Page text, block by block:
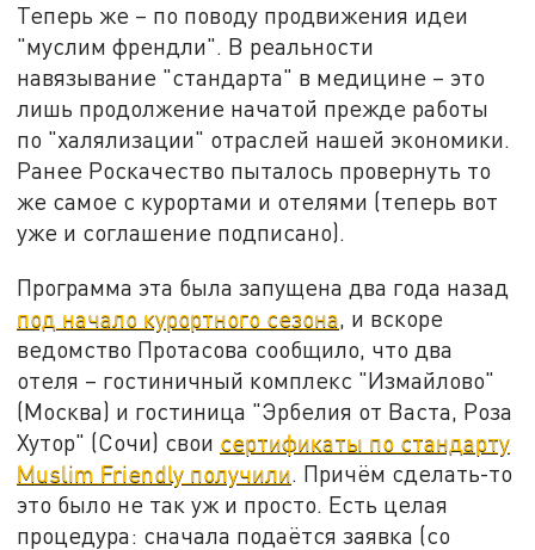
Теперь же – по поводу продвижения идеи
"муслим френдли". В реальности
навязывание "стандарта" в медицине – это
лишь продолжение начатой прежде работы
по "халялизации" отраслей нашей экономики.
Ранее Роскачество пыталось провернуть то
же самое с курортами и отелями (теперь вот
уже и соглашение подписано).
Программа эта была запущена два года назад
под начало курортного сезона, и вскоре
ведомство Протасова сообщило, что два
отеля – гостиничный комплекс "Измайлово"
(Москва) и гостиница "Эрбелия от Васта, Роза
Хутор" (Сочи) свои сертификаты по стандарту
Muslim Friendly получили. Причём сделать-то
это было не так уж и просто. Есть целая
процедура: сначала подаётся заявка (со